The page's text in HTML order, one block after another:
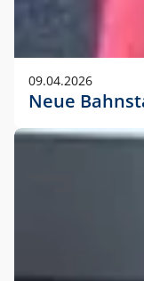
09.04.2026
Neue